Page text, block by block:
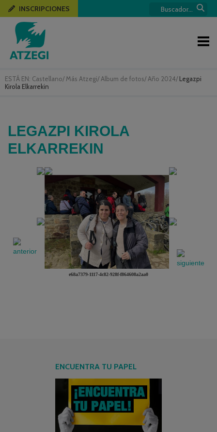
ESTÁ EN: Castellano/ Más Atzegi/ Album de fotos/ Año 2024/ Legazpi
Kirola Elkarrekin
INSCRIPCIONES
LEGAZPI KIROLA
ELKARREKIN
e68a7379-1117-4c82-928f-f864608a2aa0
ENCUENTRA TU PAPEL